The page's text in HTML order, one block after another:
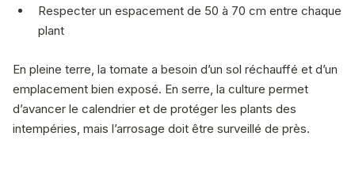
Respecter un espacement de 50 à 70 cm entre chaque
plant
En pleine terre, la tomate a besoin d’un sol réchauffé et d’un
emplacement bien exposé. En serre, la culture permet
d’avancer le calendrier et de protéger les plants des
intempéries, mais l’arrosage doit être surveillé de près.